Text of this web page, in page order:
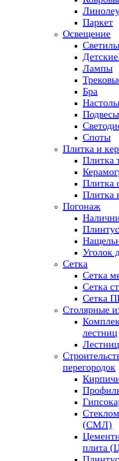
Паркет
Освещение
Лампы
Бра
Подвесы
Споты
Плитка и
Плитка
Плитка
Плитка
Погонаж
Плинтус
Уголок
Сетка
Сетка
Сетка
Сетка
Столярные
лестниц
перегородок
(СМЛ)
плита